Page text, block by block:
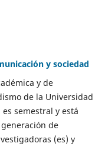
y sociedad
y de
de la Universidad
semestral y está
de
(es) y